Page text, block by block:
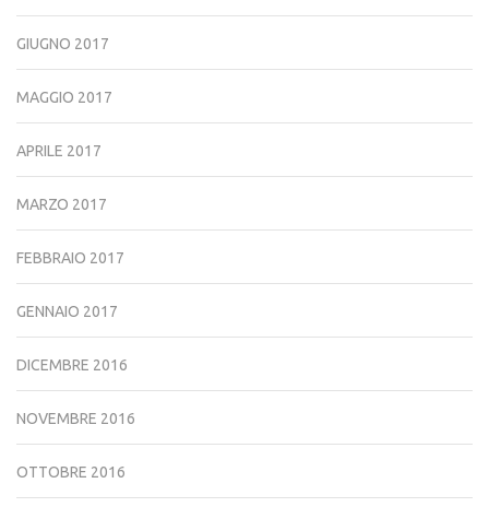
GIUGNO 2017
MAGGIO 2017
APRILE 2017
MARZO 2017
FEBBRAIO 2017
GENNAIO 2017
DICEMBRE 2016
NOVEMBRE 2016
OTTOBRE 2016